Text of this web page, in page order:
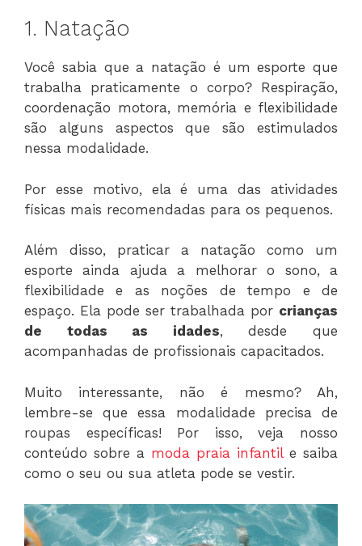
1. Natação
Você sabia que a natação é um esporte que
trabalha praticamente o corpo? Respiração,
coordenação motora, memória e flexibilidade
são alguns aspectos que são estimulados
nessa modalidade.
Por esse motivo, ela é uma das atividades
físicas mais recomendadas para os pequenos.
Além disso, praticar a natação como um
esporte ainda ajuda a melhorar o sono, a
flexibilidade e as noções de tempo e de
espaço. Ela pode ser trabalhada por crianças
de todas as idades, desde que
acompanhadas de profissionais capacitados.
Muito interessante, não é mesmo? Ah,
lembre-se que essa modalidade precisa de
roupas específicas! Por isso, veja nosso
conteúdo sobre a moda praia infantile saiba
como o seu ou sua atleta pode se vestir.